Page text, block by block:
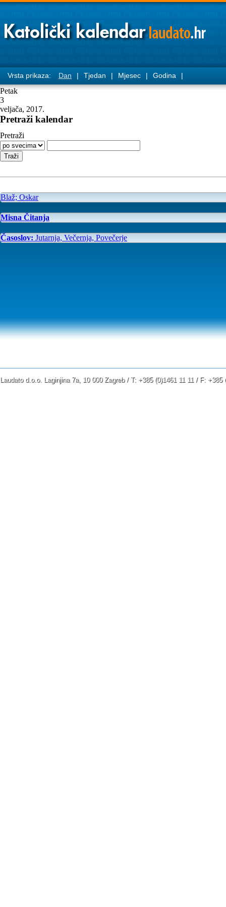
Vrsta prikaza: Dan | Tjedan | Mjesec | Godina |
Petak
3
veljača, 2017.
Pretraži kalendar
Pretraži
Blaž; Oskar
Misna Čitanja
Časoslov: Jutarnja, Večernja, Povečerje
Laudato d.o.o. Laginjina 7a, 10 000 Zagreb / T: +385 (0)1461 11 11 / F: